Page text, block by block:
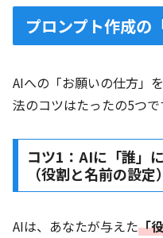
プロンプト作成の
AIへの「お願いの仕方」
法のコツはたったの5つで
コツ1：AIに「誰」
（役割と名前の設定）
AIは、あなたが与えた「